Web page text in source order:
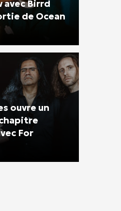
avec Birrd
de Ocean
ouvre un
For